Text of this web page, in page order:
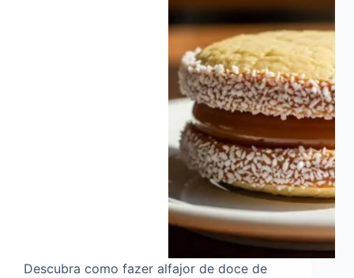
Descubra como fazer alfajor de doce de